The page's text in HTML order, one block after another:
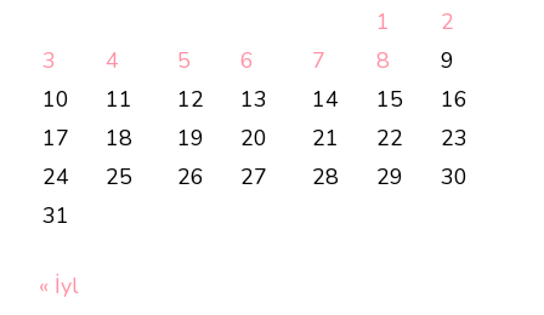
1
2
3
4 5 6 7 8
9
10
11 12 13 14 15
16
17
18 19 20 21 22
23
24
25 26 27 28 29
30
31
« İyl